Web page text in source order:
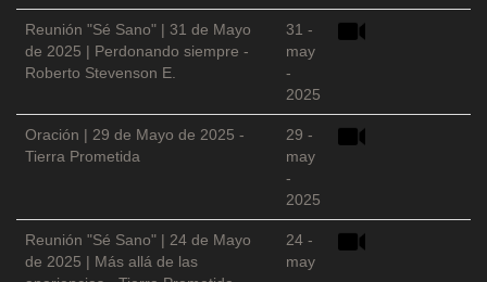
Reunión "Sé Sano" | 31 de Mayo
de 2025 | Perdonando siempre -
Roberto Stevenson E.
31 -
may
-
2025
Oración | 29 de Mayo de 2025 -
Tierra Prometida
29 -
may
-
2025
Reunión "Sé Sano" | 24 de Mayo
de 2025 | Más allá de las
24 -
may